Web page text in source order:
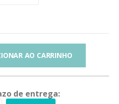
AO CARRINHO
de entrega: